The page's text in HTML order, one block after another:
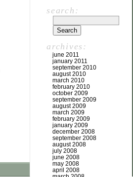
search:
archives:
june 2011
january 2011
september 2010
august 2010
march 2010
february 2010
october 2009
september 2009
august 2009
march 2009
february 2009
january 2009
december 2008
september 2008
august 2008
july 2008
june 2008
may 2008
april 2008